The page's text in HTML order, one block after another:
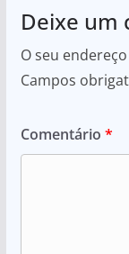
Deixe um
O seu
Campos
Comentário *